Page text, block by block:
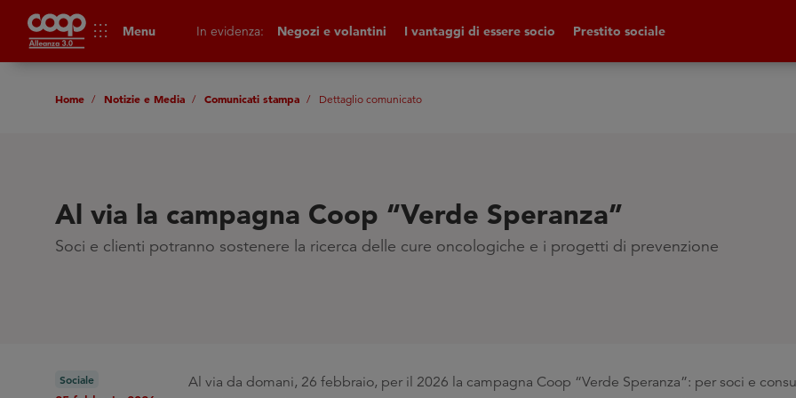
apps Menu In evidenza: Negozi e volantini I vantaggi di essere socio Prestito sociale
Home Notizie e Media Comunicati stampa Dettaglio comunicato
Al via la campagna Coop “Verde Speranza”
Soci e clienti potranno sostenere la ricerca delle cure oncologiche e i progetti di prevenzione
Sociale
Al via da domani, 26 febbraio, per il 2026 la campagna Coop “Verde Speranza”: per soci e